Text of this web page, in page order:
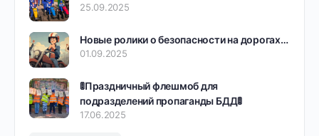
25.09.2025
Новые ролики о безопасности на дорогах…
01.09.2025
🚦Праздничный флешмоб для
подразделений пропаганды БДД🚦
17.06.2025